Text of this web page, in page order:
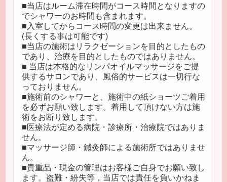
■当店はルーム滞在時間がコース時間となりますの
でシャワーのお時間も含まれます。
■入室してからコース時間の変更は出来ません。
(長くする事は可能です)
■当店の施術はリラクゼーションを目的としたもの
であり、治療を目的としたものではありません。
■ 当店は本格的なリンパオイルマッサージをご提
供するサロンであり、風俗的サービスは一切行な
っておりません。
■施術前のシャワーと、施術中の紙ショーツご着用
を必ずお願い致します。着用して頂けない方は施
術をお断り致します。
■医療法が定める病院・診療所・治療院ではありま
せん。
■マッサージ師・鍼灸師による施術所ではありませ
ん。
■貴重品・現金の管理はお客様ご自身でお願い致し
ます。盗難・紛失等，当店では責任を負いかねま